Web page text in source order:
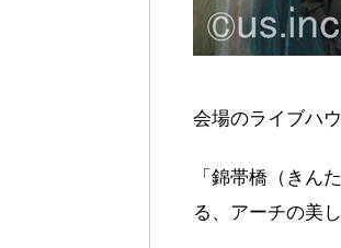
会場のライブハ
「錦帯橋（きん
る、アーチの美